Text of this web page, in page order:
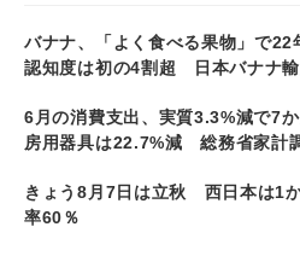
バナナ、「よく食べる果物」で
認知度は初の4割超 日本バナナ
6月の消費支出、実質3.3%減で7
房用器具は22.7%減 総務省家計
きょう8月7日は立秋 西日本は1
率60％